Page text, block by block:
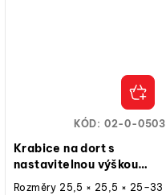
Krabice na dort s
nastavitelnou výškou
25,5 × 25,5 × 25–33 cm
Rozměry 25,5 × 25,5 × 25–33
KÓD: 02-0-0503